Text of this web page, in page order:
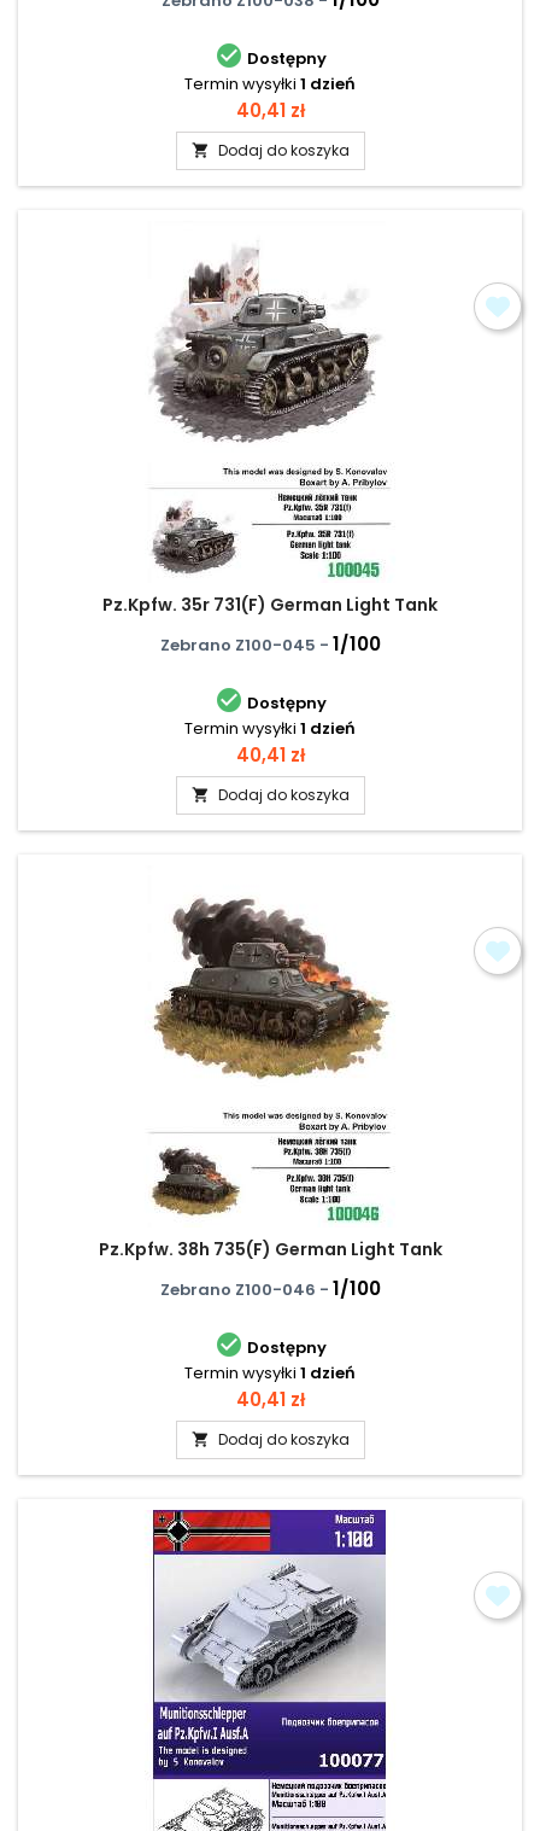
 Dostępny
Termin wysyłki 1 dzień
Cena
40,41 zł
 Dodaj do koszyka
Pz.Kpfw. 35r 731(F) German Light Tank
Zebrano Z100-045 - 1/100
 Dostępny
Termin wysyłki 1 dzień
Cena
40,41 zł
 Dodaj do koszyka
Pz.Kpfw. 38h 735(F) German Light Tank
Zebrano Z100-046 - 1/100
 Dostępny
Termin wysyłki 1 dzień
Cena
40,41 zł
 Dodaj do koszyka